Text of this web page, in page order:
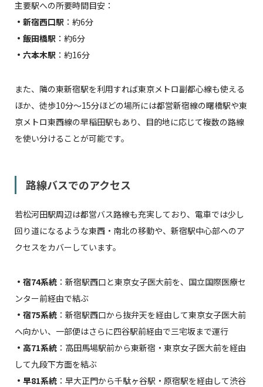
主要駅への所要時間目安：
・新宿西口駅 ：約6分
・飯田橋駅 ：約6分
・六本木駅 ：約16分
また、隣の東新宿駅を利用すれば東京メトロ副都心線も使える
ほか、徒歩10分〜15分ほどの場所には都営新宿線の曙橋駅や東
京メトロ東西線の早稲田駅もあり、目的地に応じて複数の路線
を使い分けることが可能です。
路線バスでのアクセス
若松河田駅周辺は都営バス路線も充実しており、電車では少し
回り道になるような東西・南北の移動や、新宿駅中心部へのア
クセスをカバーしています。
・宿74系統：新宿駅西口と東京女子医大前を、国立国際医療セ
ンター前経由で結ぶ
・宿75系統：新宿駅西口から抜弁天を経由して東京女子医大前
へ向かい、一部便はさらに四谷駅前経由で三宅坂まで運行
・高71系統：高田馬場駅前から東新宿・東京女子医大前を経由
して九段下方面を結ぶ
・早81系統：早大正門から千駄ヶ谷駅・原宿駅を経由して渋谷